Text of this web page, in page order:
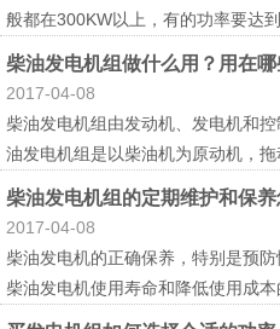
般都在300KW以上，有的功率要达
300kw至2000kw的柴油发电机组，
求进行确切的选择。...
柴油发电机组做什么用？用在哪
2017-04-08
柴油发电机组由发动机、发电机和
油发电机组是以柴油机为原动机，
备。是一种起动迅速、操作维修方
的发电装置。...
柴油发电机组的定期维护和保养
2017-04-08
柴油发电机的正确保养，特别是预
柴油发电机使用寿命和降低使用成
使用过程中的日报工作，根据所反